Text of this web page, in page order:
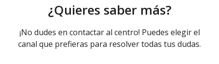
¿Quieres saber más?
¡No dudes en contactar al centro! Puedes elegir el
canal que prefieras para resolver todas tus dudas.